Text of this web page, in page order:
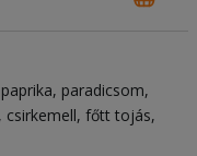
paradicsom
csirkemell főtt tojás